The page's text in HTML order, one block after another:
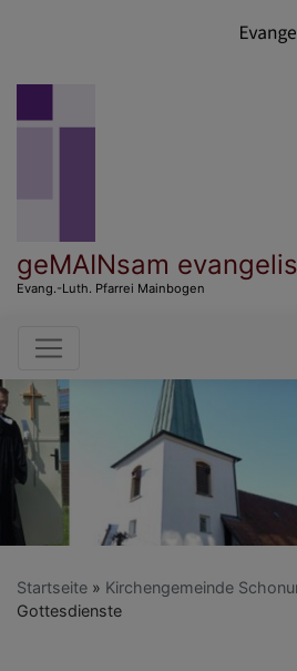
geMAINsam
Evang.-Luth. Pfarrei Mainbogen
Hauptnavigation
Startseite Kirchengemeinde
Gottesdienste